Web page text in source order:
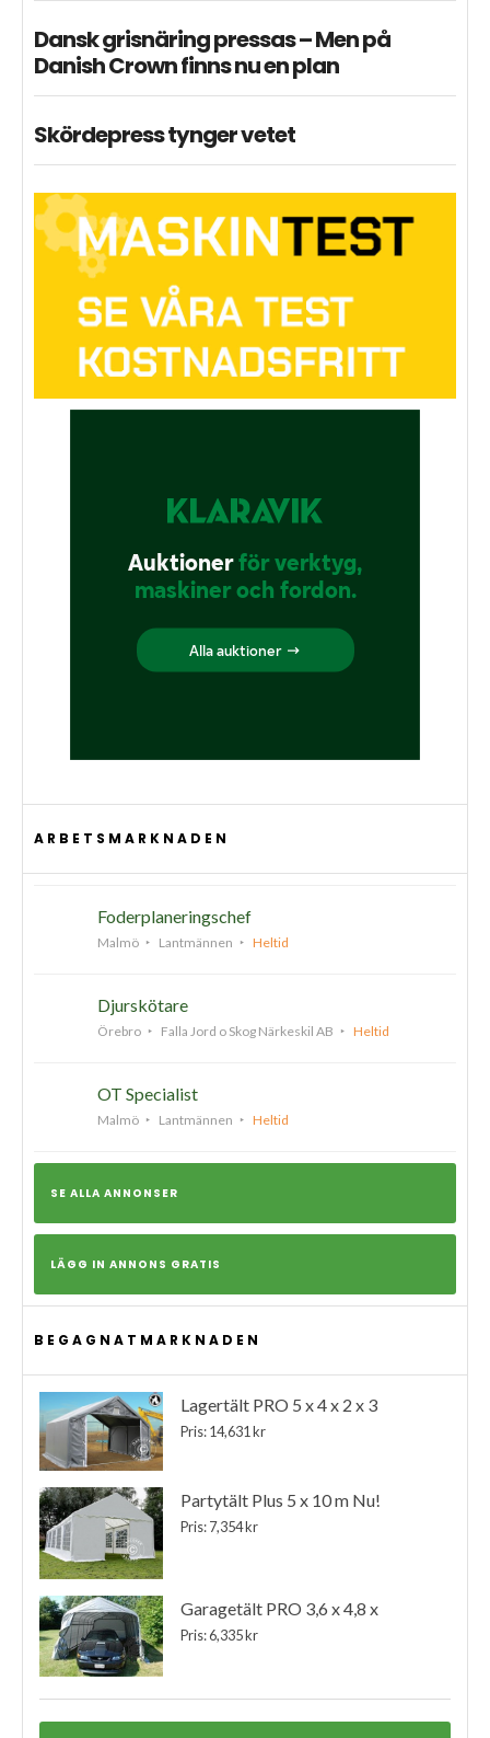
Dansk grisnäring pressas – Men på
Danish Crown finns nu en plan
Skördepress tynger vetet
ARBETSMARKNADEN
Foderplaneringschef
Malmö Lantmännen Heltid
Djurskötare
Örebro Falla Jord o Skog Närkeskil AB Heltid
OT Specialist
Malmö Lantmännen Heltid
SE ALLA ANNONSER
LÄGG IN ANNONS GRATIS
BEGAGNATMARKNADEN
Lagertält PRO 5 x 4 x 2 x 3
Pris: 14,631 kr
Partytält Plus 5 x 10 m Nu!
Pris: 7,354 kr
Garagetält PRO 3,6 x 4,8 x
Pris: 6,335 kr